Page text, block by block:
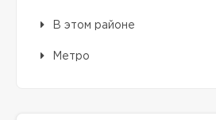
В этом районе
Метро